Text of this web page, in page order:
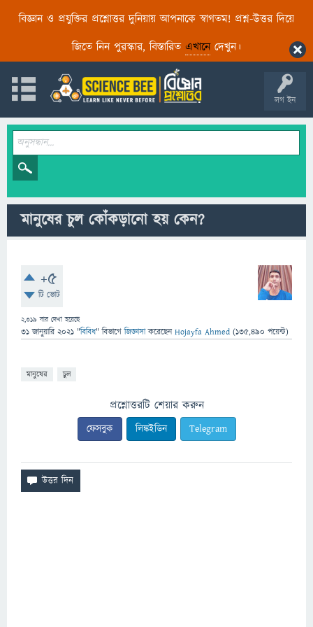
বিজ্ঞান ও প্রযুক্তির প্রশ্নোত্তর দুনিয়ায় আপনাকে স্বাগতম! প্রশ্ন-উত্তর দিয়ে
জিতে নিন পুরস্কার, বিস্তারিত এখানেদেখুন।
লগ ইন
মানুষের চুল কোঁকড়ানো হয় কেন?
+5
টি ভোট
2,319 বার দেখা হয়েছে
31 জানুয়ারি 2021 "বিবিধ" বিভাগে জিজ্ঞাসাকরেছেনHojayfa Ahmed (135,490 পয়েন্ট)
মানুষের চুল
প্রশ্নোত্তরটি শেয়ার করুন
ফেসবুক লিঙ্কইডিন Telegram